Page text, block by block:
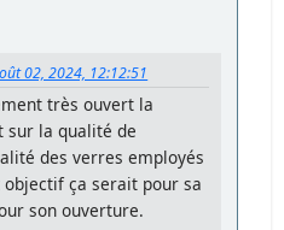
02, 2024, 12:12:51
très ouvert la
sur la qualité de
des verres employés
ça serait pour sa
son ouverture.